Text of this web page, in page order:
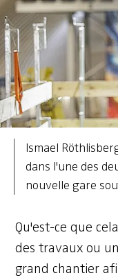
Ismael
dans l'une des
nouvelle gare
Qu'est-ce que
des travaux ou
grand chantier